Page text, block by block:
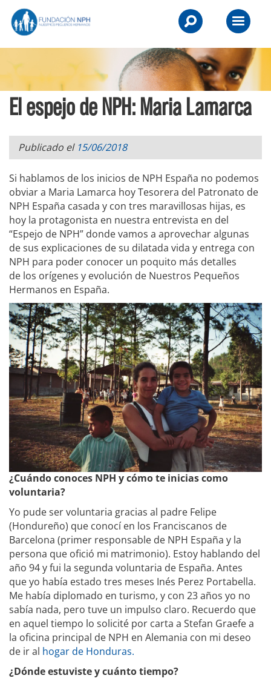
content
NPH
UK
Raising
Children,
Transforming
Lives.
Primary
Menu
El espejo de NPH: Maria Lamarca
Publicado el 15/06/2018
Si hablamos de los inicios de NPH España no podemos
obviar a Maria Lamarca hoy Tesorera del Patronato de
NPH España casada y con tres maravillosas hijas, es
hoy la protagonista en nuestra entrevista en del
“Espejo de NPH” donde vamos a aprovechar algunas
de sus explicaciones de su dilatada vida y entrega con
NPH para poder conocer un poquito más detalles
de los orígenes y evolución de Nuestros Pequeños
Hermanos en España.
¿Cuándo conoces NPH y cómo te inicias como
voluntaria?
Yo pude ser voluntaria gracias al padre Felipe
(Hondureño) que conocí en los Franciscanos de
Barcelona (primer responsable de NPH España y la
persona que ofició mi matrimonio). Estoy hablando del
año 94 y fui la segunda voluntaria de España. Antes
que yo había estado tres meses Inés Perez Portabella.
Me había diplomado en turismo, y con 23 años yo no
sabía nada, pero tuve un impulso claro. Recuerdo que
en aquel tiempo lo solicité por carta a Stefan Graefe a
la oficina principal de NPH en Alemania con mi deseo
de ir al hogar de Honduras.
¿Dónde estuviste y cuánto tiempo?